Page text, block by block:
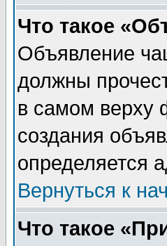
Что такое
Объявление
должны
в самом верху
создания
определяется
Вернуться к
Что такое